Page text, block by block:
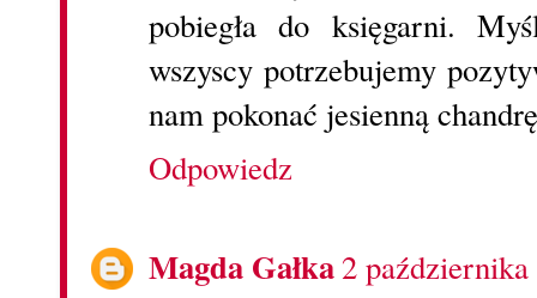
pobiegła do księgarni.
wszyscy potrzebujemy
nam pokonać jesienną
Odpowiedz
Magda Gałka2